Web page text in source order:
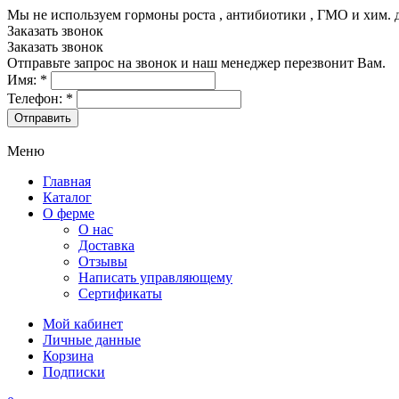
Мы не используем гормоны роста , антибиотики , ГМО и хим.
Заказать звонок
Заказать звонок
Отправьте запрос на звонок и наш менеджер перезвонит Вам.
Имя: *
Телефон: *
Меню
Главная
Каталог
О ферме
О нас
Доставка
Отзывы
Написать управляющему
Сертификаты
Мой кабинет
Личные данные
Корзина
Подписки